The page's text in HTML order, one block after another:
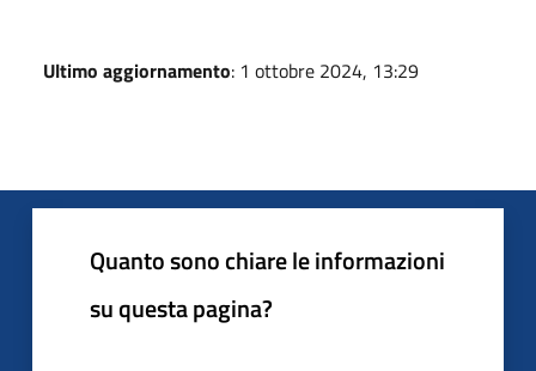
Ultimo aggiornamento: 1 ottobre 2024, 13:29
Quanto sono chiare le informazioni
su questa pagina?